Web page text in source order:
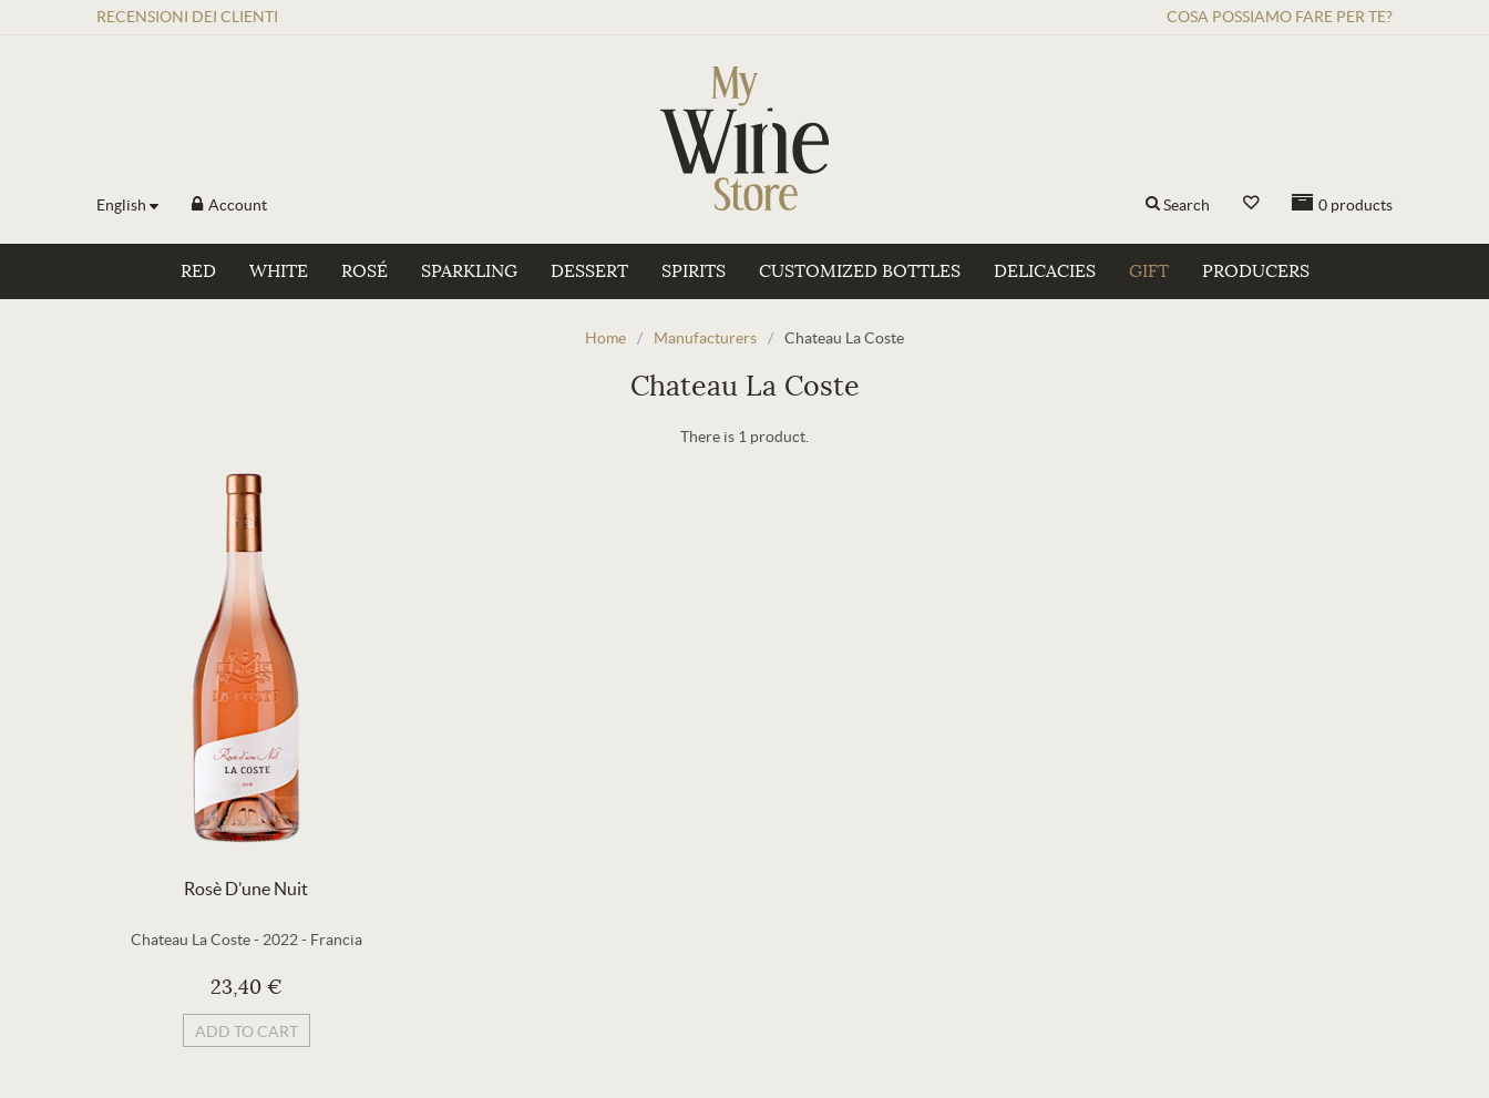
RECENSIONI DEI CLIENTI COSA POSSIAMO FARE PER TE?
English Account 0 products
Search
RED WHITE ROSÉ SPARKLING DESSERT SPIRITS CUSTOMIZED BOTTLES DELICACIES GIFT PRODUCERS
Home / Manufacturers / Chateau La Coste
Chateau La Coste
There is 1 product.
Rosè D’une Nuit
Chateau La Coste - 2022 - Francia
23,40 €
ADD TO CART